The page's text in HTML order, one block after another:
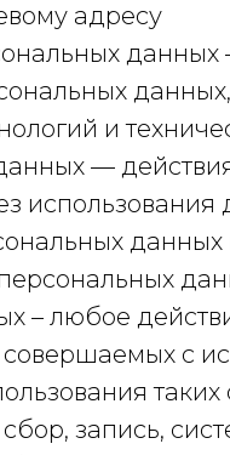
адресу
данных
и
—
использования
данных
– любое
с
таких
запись,